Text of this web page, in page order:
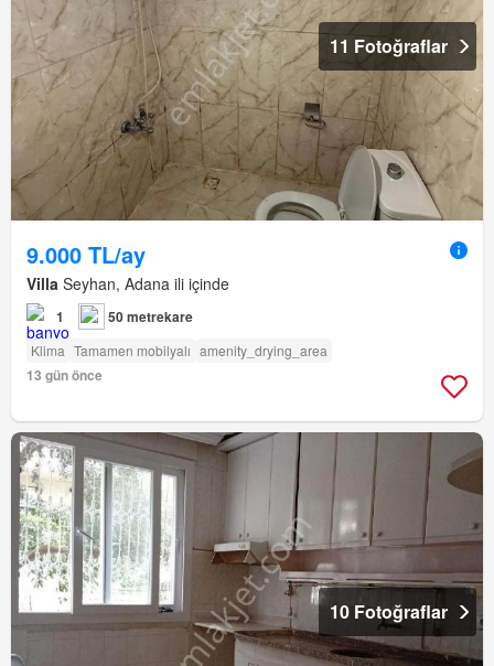
11 Fotoğraflar
9.000 TL/ay
Villa Seyhan, Adana ili içinde
1 50 metrekare
Klima Tamamen mobilyalı amenity_drying_area
13 gün önce
10 Fotoğraflar